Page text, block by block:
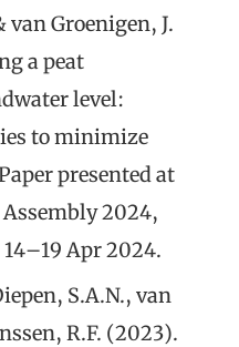
van Groenigen, J.
a peat
level:
to minimize
presented at
Assembly 2024,
Apr 2024.
S.A.N., van
R.F. (2023).